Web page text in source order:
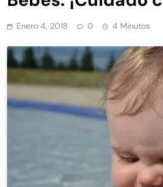
Enero 4, 2018 0 4 Minutos